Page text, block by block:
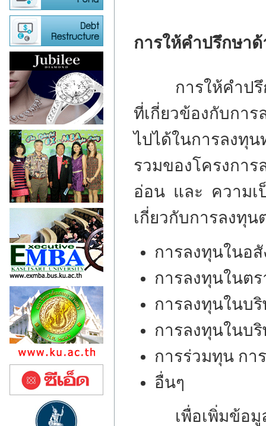
การให้คำปรึกษา
การให้คำปรึก
ที่เกี่ยวข้องกับกา
ไปได้ในการลงทุ
รวมของโครงกา
อ่อน และ ความเ
เกี่ยวกับการลงทุน
การลงทุนในอ
การลงทุนในตร
การลงทุนในบ
การลงทุนในบ
การร่วมทุน กา
อื่นๆ
เพื่อเพิ่มข้อมูล